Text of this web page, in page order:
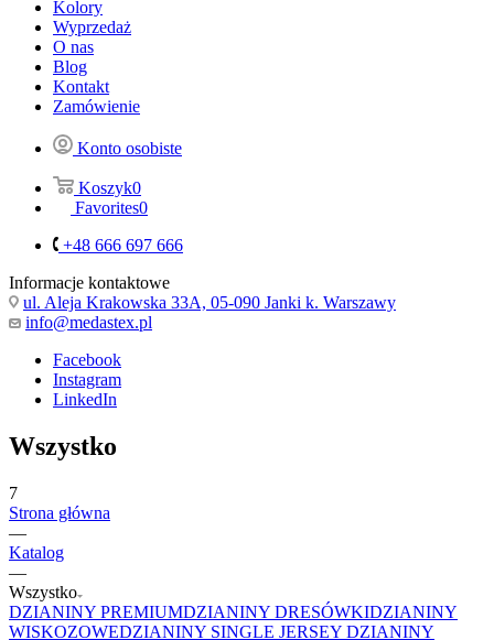
Kolory
Wyprzedaż
O nas
Blog
Kontakt
Zamówienie
Konto osobiste
Koszyk0
Favorites0
+48 666 697 666
Informacje kontaktowe
ul. Aleja Krakowska 33A, 05-090 Janki k. Warszawy
info@medastex.pl
Facebook
Instagram
LinkedIn
Wszystko
7
Strona główna
—
Katalog
—
Wszystko
DZIANINY PREMIUMDZIANINY DRESÓWKIDZIANINY
WISKOZOWEDZIANINY SINGLE JERSEY DZIANINY